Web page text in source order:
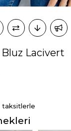
Bluz Lacivert
taksitlerle